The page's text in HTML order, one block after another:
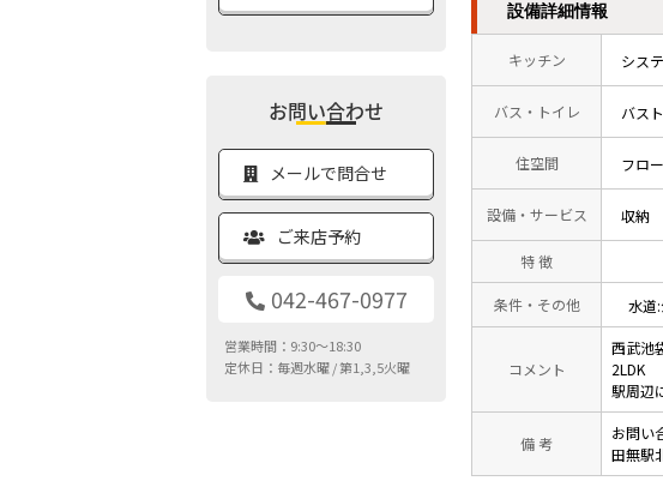
設備詳細情報
キッチン シス
バス・トイレ バス
住空間 フロ
設備・サービス 収納
特 徴
条件・その他 水道
コメント
西武池
2LDK
駅周辺
備 考
お問い
田無駅
お問い合わせ
メールで問合せ
ご来店予約
042-467-0977
営業時間：9:30～18:30
定休日：毎週水曜 / 第1,3,5火曜